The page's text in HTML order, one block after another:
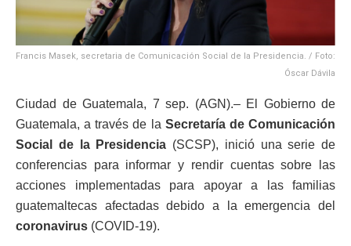
Francis Masek, secretaria de Comunicación Social de la Presidencia. / Foto:
Óscar Dávila
Ciudad de Guatemala, 7 sep. (AGN).– El Gobierno de
Guatemala, a través de la Secretaría de Comunicación
Social de la Presidencia (SCSP), inició una serie de
conferencias para informar y rendir cuentas sobre las
acciones implementadas para apoyar a las familias
guatemaltecas afectadas debido a la emergencia del
coronavirus (COVID-19).